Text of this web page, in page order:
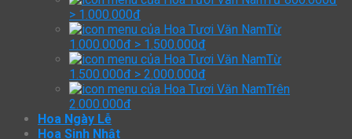
> 1.000.000đ
Từ
1.000.000đ > 1.500.000đ
Từ
1.500.000đ > 2.000.000đ
Trên
2.000.000đ
Hoa Ngày Lễ
Hoa Sinh Nhật